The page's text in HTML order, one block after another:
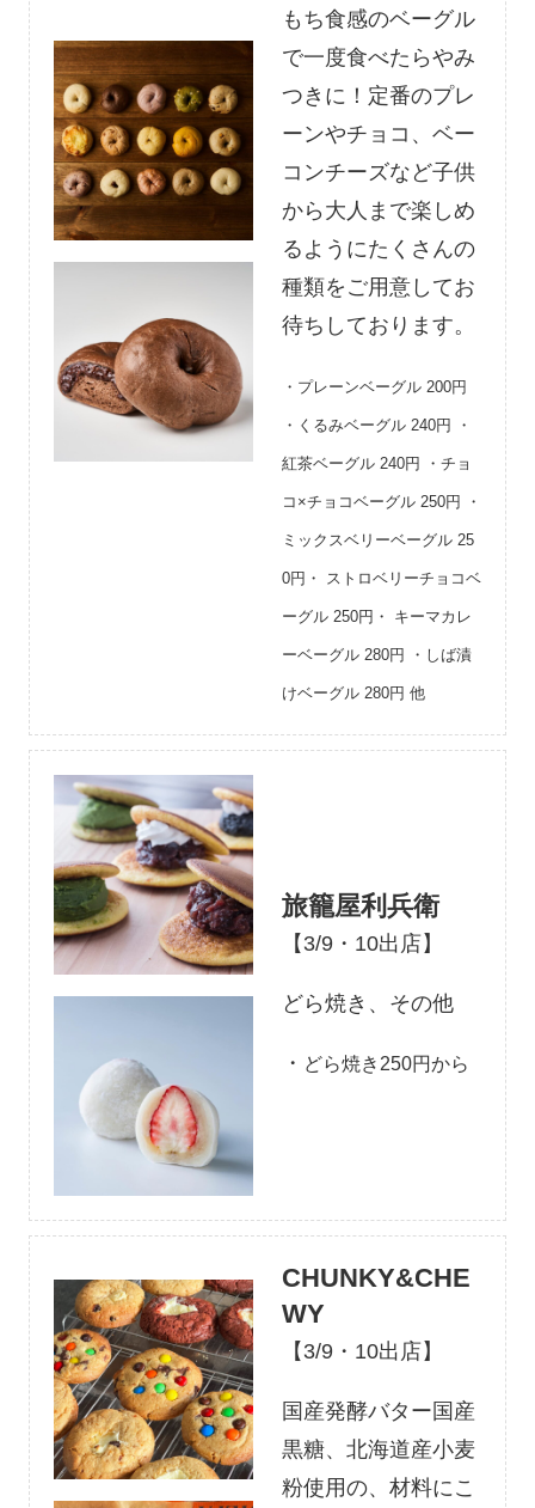
もち食感のベーグル
で一度食べたらやみ
つきに！定番のプレ
ーンやチョコ、ベー
コンチーズなど子供
から大人まで楽しめ
るようにたくさんの
種類をご用意してお
待ちしております。
・プレーンベーグル 200円
・くるみベーグル 240円 ・
紅茶ベーグル 240円 ・チョ
コ×チョコベーグル 250円 ・
ミックスベリーベーグル 25
0円・ ストロベリーチョコベ
ーグル 250円・ キーマカレ
ーベーグル 280円 ・しば漬
けベーグル 280円 他
旅籠屋利兵衛
【3/9・10出店】
どら焼き、その他
・ どら焼き250円から
CHUNKY&CHE
WY
【3/9・10出店】
国産発酵バター国産
黒糖、北海道産小麦
粉使用の、材料にこ